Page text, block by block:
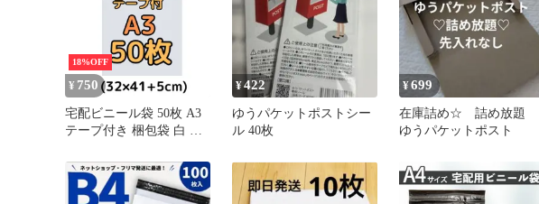
18%OFF
¥ 750
宅配ビニール袋 50枚 A3
テープ付き 梱包袋 白 ホ
クリックポスト ユウパケ
ット ネコポス
¥422
ゆうパケットポストシー
ル 40枚
¥699
在庫詰め☆ 詰め放題
ゆうパケットポスト